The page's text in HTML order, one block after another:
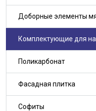
Доборные элементы
Комплектующие для
Поликарбонат
Фасадная плитка
Софиты